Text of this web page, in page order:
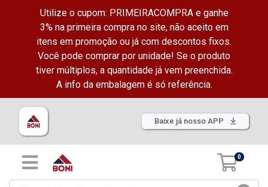
Utilize o cupom: PRIMEIRACOMPRA e ganhe
3% na primeira compra no site, não aceito em
itens em promoção ou já com descontos fixos.
Você pode comprar por unidade! Se o produto
tiver múltiplos, a quantidade já vem preenchida.
A info da embalagem é só referência.
Baixe já nosso APP
0